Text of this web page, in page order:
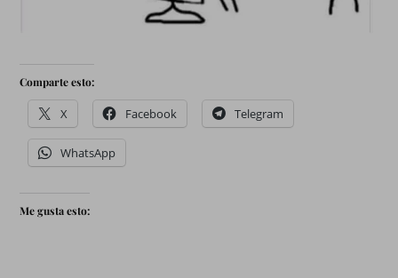
Comparte esto:
X Facebook Telegram
WhatsApp
Me gusta esto: